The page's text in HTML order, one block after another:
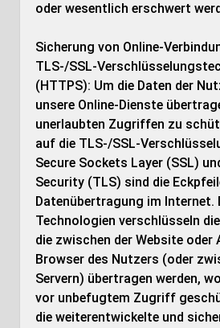
oder wesentlich erschwert
Sicherung von Online-
TLS-/SSL-
(HTTPS): Um die Daten der
unsere Online-Dienste
unerlaubten Zugriffen zu
auf die TLS-/SSL-
Secure Sockets Layer (SSL)
Security (TLS) sind die
Datenübertragung im Internet.
Technologien verschlüsseln
die zwischen der Website oder
Browser des Nutzers (oder
Servern) übertragen werden,
vor unbefugtem Zugriff
die weiterentwickelte und